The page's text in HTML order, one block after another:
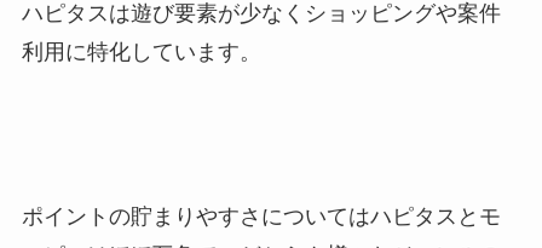
ハピタスは遊び要素が少なくショッピングや案件
利用に特化しています。
ポイントの貯まりやすさについてはハピタスとモ